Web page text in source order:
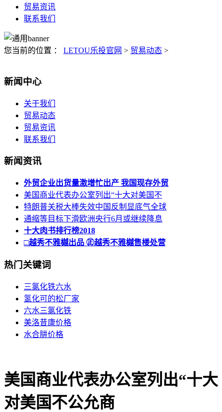
贸易资讯
联系我们
您当前的位置 ： LETOU乐投官网 > 贸易动态 >
新闻中心
关于我们
贸易动态
贸易资讯
联系我们
新闻资讯
外贸企业出货量激增忙出产 我国现存外贸
美国商业代表办公室列出“十大对美国不
特朗普关税大棒失效中国反制显底气全球
通缩等目标下滑欧洲央行6月或继续降息
十大肉书排行榜2018
□越秀不雅樾出品 ㊣越秀不雅樾售楼处营
热门关键词
三氯化铁六水
氢化可的松厂家
六水三氯化铁
美洛昔康价格
水合肼价格
美国商业代表办公室列出“十大
对美国不公允商